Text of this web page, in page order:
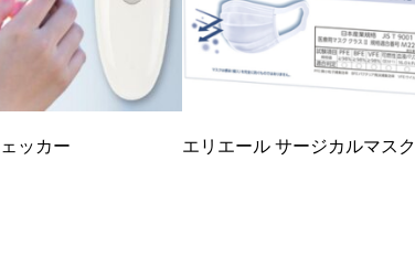
ッカー エリエール サージカルマスク